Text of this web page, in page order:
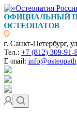
ОФИЦИАЛЬНЫЙ
ОСТЕОПАТОВ
г. Санкт-Петербург,
Тел.: +7 (812) 309-91-
E-mail: